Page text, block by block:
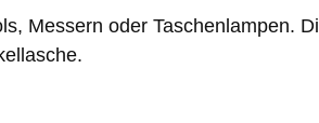
Messern oder Taschenlampen.